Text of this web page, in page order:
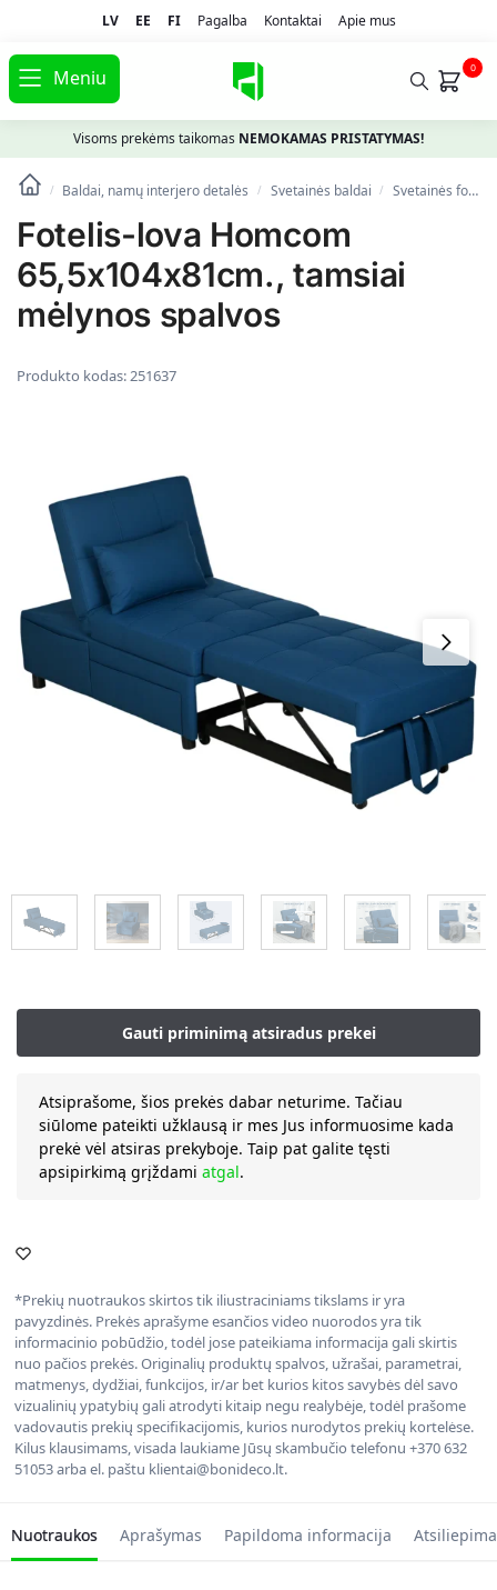
LV EE FI Pagalba Kontaktai Apie mus
Meniu 0
Visoms prekėms taikomas NEMOKAMAS PRISTATYMAS!
/ Baldai, namų interjero detalės / Svetainės baldai / Svetainės foteliai
Fotelis-lova Homcom
65,5x104x81cm., tamsiai
mėlynos spalvos
Produkto kodas:251637
Atsiprašome, šios prekės dabar neturime. Tačiau
siūlome pateikti užklausą ir mes Jus informuosime kada
prekė vėl atsiras prekyboje. Taip pat galite tęsti
apsipirkimą grįždami atgal.
*Prekių nuotraukos skirtos tik iliustraciniams tikslams ir yra
pavyzdinės. Prekės aprašyme esančios video nuorodos yra tik
informacinio pobūdžio, todėl jose pateikiama informacija gali skirtis
nuo pačios prekės. Originalių produktų spalvos, užrašai, parametrai,
matmenys, dydžiai, funkcijos, ir/ar bet kurios kitos savybės dėl savo
vizualinių ypatybių gali atrodyti kitaip negu realybėje, todėl prašome
vadovautis prekių specifikacijomis, kurios nurodytos prekių kortelėse.
Kilus klausimams, visada laukiame Jūsų skambučio telefonu +370 632
51053 arba el. paštu klientai@bonideco.lt.
Nuotraukos Aprašymas Papildoma informacija